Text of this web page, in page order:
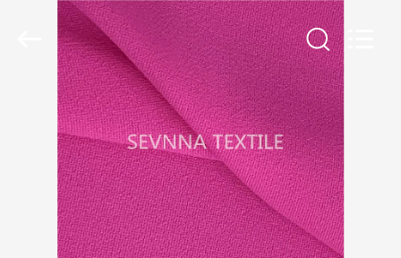
CASA
PRODOTTI
MOSTRA